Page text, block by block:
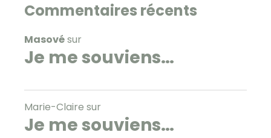
Commentaires récents
Masovésur
Je me souviens…
Marie-Claire sur
Je me souviens…